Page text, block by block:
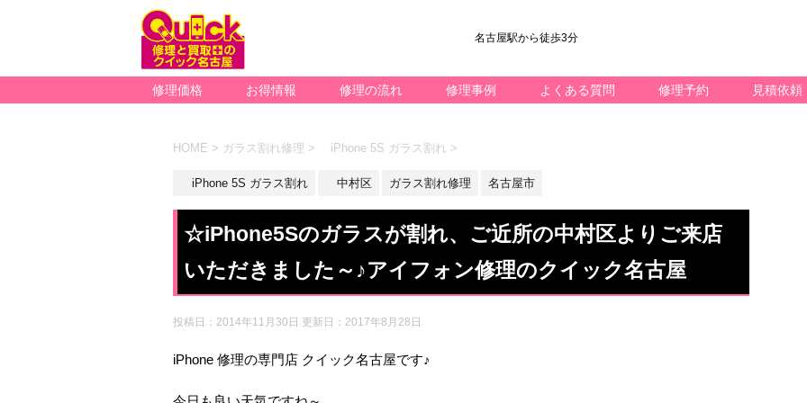
名古屋駅から徒歩3分
修理価格 お得情報 修理の流れ 修理事例 よくある質問 修理予約 見積依頼
HOME > ガラス割れ修理 > iPhone 5S ガラス割れ >
iPhone 5S ガラス割れ 中村区 ガラス割れ修理 名古屋市
☆iPhone5Sのガラスが割れ、ご近所の中村区よりご来店
いただきました～♪アイフォン修理のクイック名古屋
投稿日：2014年11月30日 更新日： 2017年8月28日
iPhone 修理の専門店 クイック名古屋です♪